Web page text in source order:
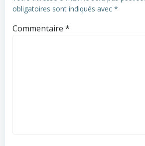
obligatoires sont indiqués avec *
Commentaire *